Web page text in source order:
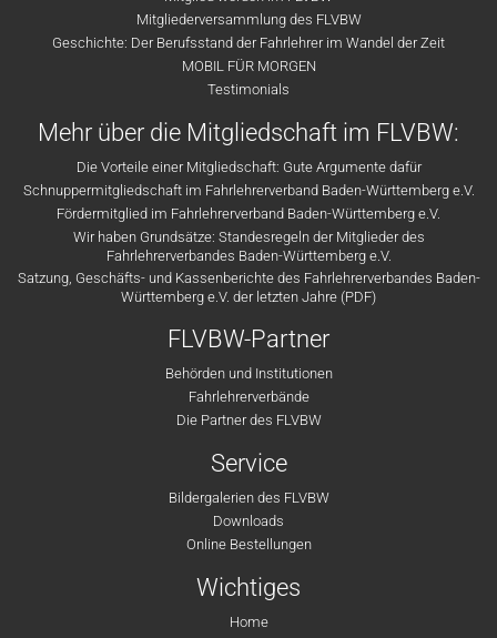
Mitgliederversammlung des FLVBW
Geschichte: Der Berufsstand der Fahrlehrer im Wandel der Zeit
MOBIL FÜR MORGEN
Testimonials
Mehr über die Mitgliedschaft im FLVBW:
Die Vorteile einer Mitgliedschaft: Gute Argumente dafür
Schnuppermitgliedschaft im Fahrlehrerverband Baden-Württemberg e.V.
Fördermitglied im Fahrlehrerverband Baden-Württemberg e.V.
Wir haben Grundsätze: Standesregeln der Mitglieder des
Fahrlehrerverbandes Baden-Württemberg e.V.
Satzung, Geschäfts- und Kassenberichte des Fahrlehrerverbandes Baden-
Württemberg e.V. der letzten Jahre (PDF)
FLVBW-Partner
Behörden und Institutionen
Fahrlehrerverbände
Die Partner des FLVBW
Service
Bildergalerien des FLVBW
Downloads
Online Bestellungen
Wichtiges
Home